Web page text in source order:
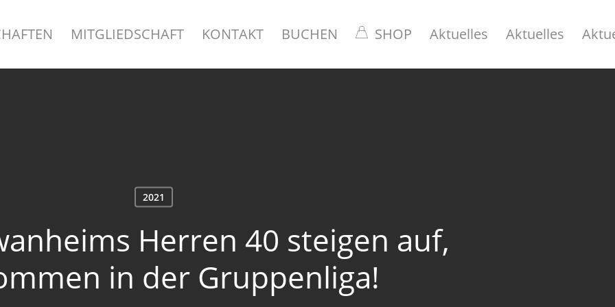
MITGLIEDSCHAFT KONTAKT BUCHEN SHOP Aktuelles Aktuelles
2021
Herren 40 steigen auf,
in der Gruppenliga!